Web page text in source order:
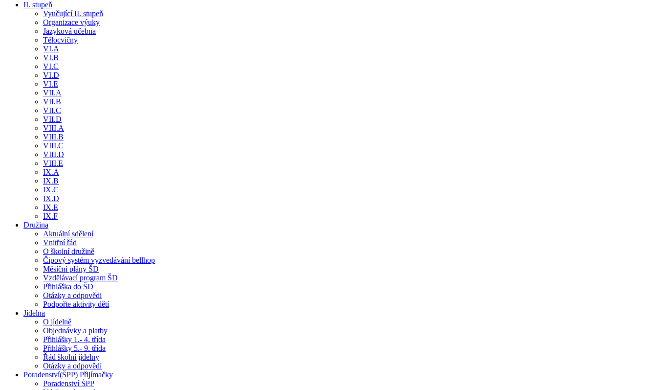
II. stupeň
Vyučující II. stupeň
Organizace výuky
Jazyková učebna
Tělocvičny
VI.A
VI.B
VI.C
VI.D
VI.E
VII.A
VII.B
VII.C
VII.D
VIII.A
VIII.B
VIII.C
VIII.D
VIII.E
IX.A
IX.B
IX.C
IX.D
IX.E
IX.F
Družina
Aktuální sdělení
Vnitřní řád
O školní družině
Čipový systém vyzvedávání bellhop
Měsíční plány ŠD
Vzdělávací program ŠD
Přihláška do ŠD
Otázky a odpovědi
Podpořte aktivity dětí
Jídelna
O jídelně
Objednávky a platby
Přihlášky 1.- 4. třída
Přihlášky 5.- 9. třída
Řád školní jídelny
Otázky a odpovědi
Poradenství(ŠPP) Přijímačky
Poradenství ŚPP